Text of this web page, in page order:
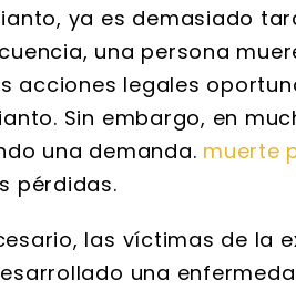
ya es demasiado
una persona
acciones legales
Sin embargo, en
una demanda. muerte
pérdidas.
las víctimas de la
una